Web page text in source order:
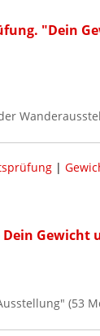
"Dein
|
Gewicht
(53